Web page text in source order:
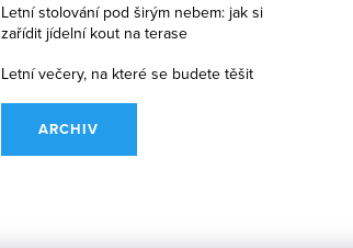
Letní stolování pod širým nebem: jak si
zařídit jídelní kout na terase
Letní večery, na které se budete těšit
ARCHIV